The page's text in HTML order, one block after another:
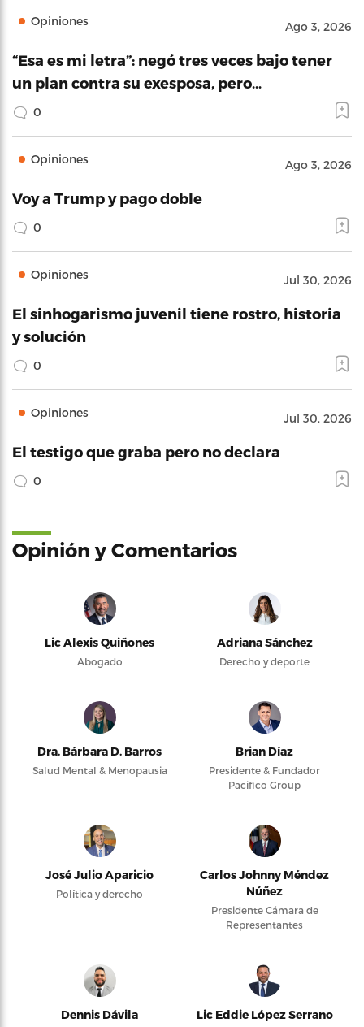
Opiniones Ago 3, 2026
“Esa es mi letra”: negó tres veces bajo tener
un plan contra su exesposa, pero…
0
Opiniones Ago 3, 2026
Voy a Trump y pago doble
0
Opiniones Jul 30, 2026
El sinhogarismo juvenil tiene rostro, historia
y solución
0
Opiniones Jul 30, 2026
El testigo que graba pero no declara
0
Opinión y Comentarios
Lic Alexis Quiñones
Abogado
Adriana Sánchez
Derecho y deporte
Dra. Bárbara D. Barros
Salud Mental & Menopausia
Brian Díaz
Presidente & Fundador
Pacifico Group
José Julio Aparicio
Política y derecho
Carlos Johnny Méndez
Núñez
Presidente Cámara de
Representantes
Dennis Dávila Lic Eddie López Serrano